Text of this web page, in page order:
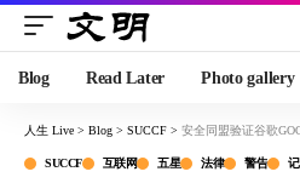
Blog Read Later Photo gallery
人生 Live > Blog > SUCCF > 安全同盟验证谷歌GOOGLE公司各地公司所有职员身份信息，调查身份
SUCCF 互联网 五星 法律 警告